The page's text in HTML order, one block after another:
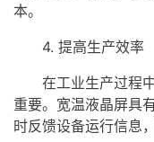
本。
4. 提高生产效率
在工业生产过程中
重要。宽温液晶屏具
时反馈设备运行信息